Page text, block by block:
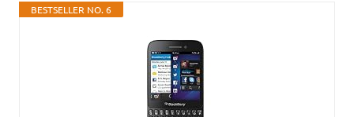
BESTSELLER NO. 6